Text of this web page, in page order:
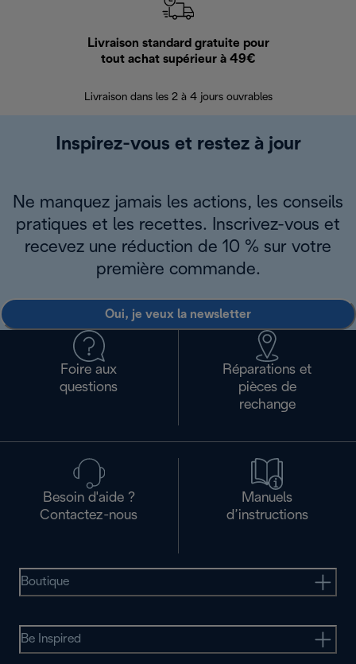
Livraison standard gratuite pour
tout achat supérieur à 49€
Livraison dans les 2 à 4 jours ouvrables
Inspirez-vous et restez à jour
Ne manquez jamais les actions, les conseils
pratiques et les recettes. Inscrivez-vous et
recevez une réduction de 10 % sur votre
première commande.
Oui, je veux la newsletter
Foire aux
questions
Réparations et
pièces de
rechange
Besoin d'aide ?
Contactez-nous
Manuels
d’instructions
Boutique
Be Inspired